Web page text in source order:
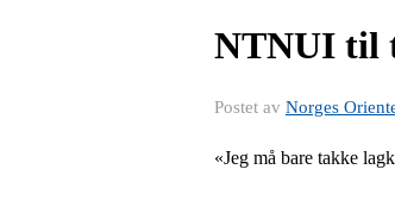
NTNUI til
Postet av Norges
«Jeg må bare takke